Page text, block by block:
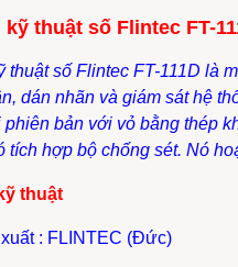
thuật số Flintec FT-
thuật số Flintec FT-111D là
dán nhãn và giám sát hệ
bản với vỏ bằng thép
tích hợp bộ chống sét. Nó
thuật
: FLINTEC (Đức)